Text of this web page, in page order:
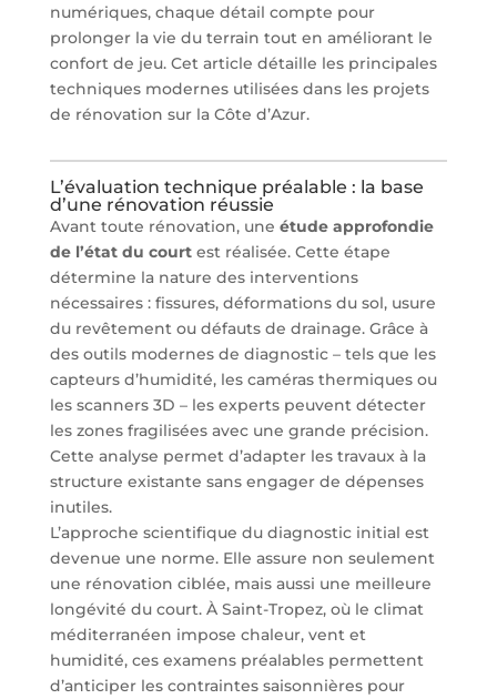
numériques, chaque détail compte pour
prolonger la vie du terrain tout en améliorant le
confort de jeu. Cet article détaille les principales
techniques modernes utilisées dans les projets
de rénovation sur la Côte d’Azur.
L’évaluation technique préalable : la base
d’une rénovation réussie
Avant toute rénovation, une étude approfondie
de l’état du courtest réalisée. Cette étape
détermine la nature des interventions
nécessaires : fissures, déformations du sol, usure
du revêtement ou défauts de drainage. Grâce à
des outils modernes de diagnostic – tels que les
capteurs d’humidité, les caméras thermiques ou
les scanners 3D – les experts peuvent détecter
les zones fragilisées avec une grande précision.
Cette analyse permet d’adapter les travaux à la
structure existante sans engager de dépenses
inutiles.
L’approche scientifique du diagnostic initial est
devenue une norme. Elle assure non seulement
une rénovation ciblée, mais aussi une meilleure
longévité du court. À Saint-Tropez, où le climat
méditerranéen impose chaleur, vent et
humidité, ces examens préalables permettent
d’anticiper les contraintes saisonnières pour